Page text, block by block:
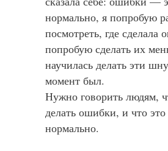
нормально, я попробую
посмотреть, где сделала
попробую сделать их
научилась делать эти
момент был.
Нужно говорить людям,
делать ошибки, и что
нормально.